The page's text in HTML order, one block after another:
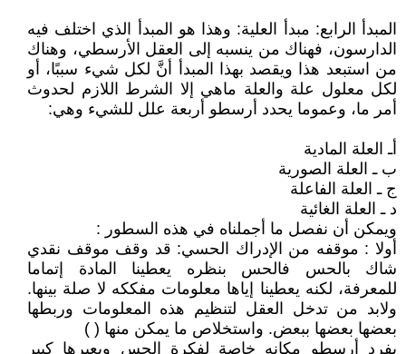
المبدأ الرابع: مبدأ العلية: وهذا هو المبدأ الذي اختلف فيه
الدارسون، فهناك من ينسبه إلى العقل الأرسطي، وهناك
من استبعد هذا ويقصد بهذا المبدأ أنَّ لكل شيء سببًا، أو
لكل معلول علة والعلة ماهي إلا الشرط اللازم لحدوث
أمر ما، وعموما يحدد أرسطو أربعة علل للشيء وهي:
أـ العلة المادية
ب ـ العلة الصورية
ج ـ العلة الفاعلة
د ـ العلة الغائية
ويمكن أن نفصل ما أجملناه في هذه السطور :
أولا : موقفه من الإدراك الحسي: قد وقف موقف نقدي
شاك بالحس فالحس بنظره يعطينا المادة إتماما
للمعرفة، لكنه يعطينا إياها معلومات مفككه لا صلة بينها.
ولابد من تدخل العقل لتنظيم هذه المعلومات وربطها
بعضها بعضها ببعض. واستخلاص ما يمكن منها ( )
يفرد أرسطو مكانه خاصة لفكرة الحس ويعيرها كبير